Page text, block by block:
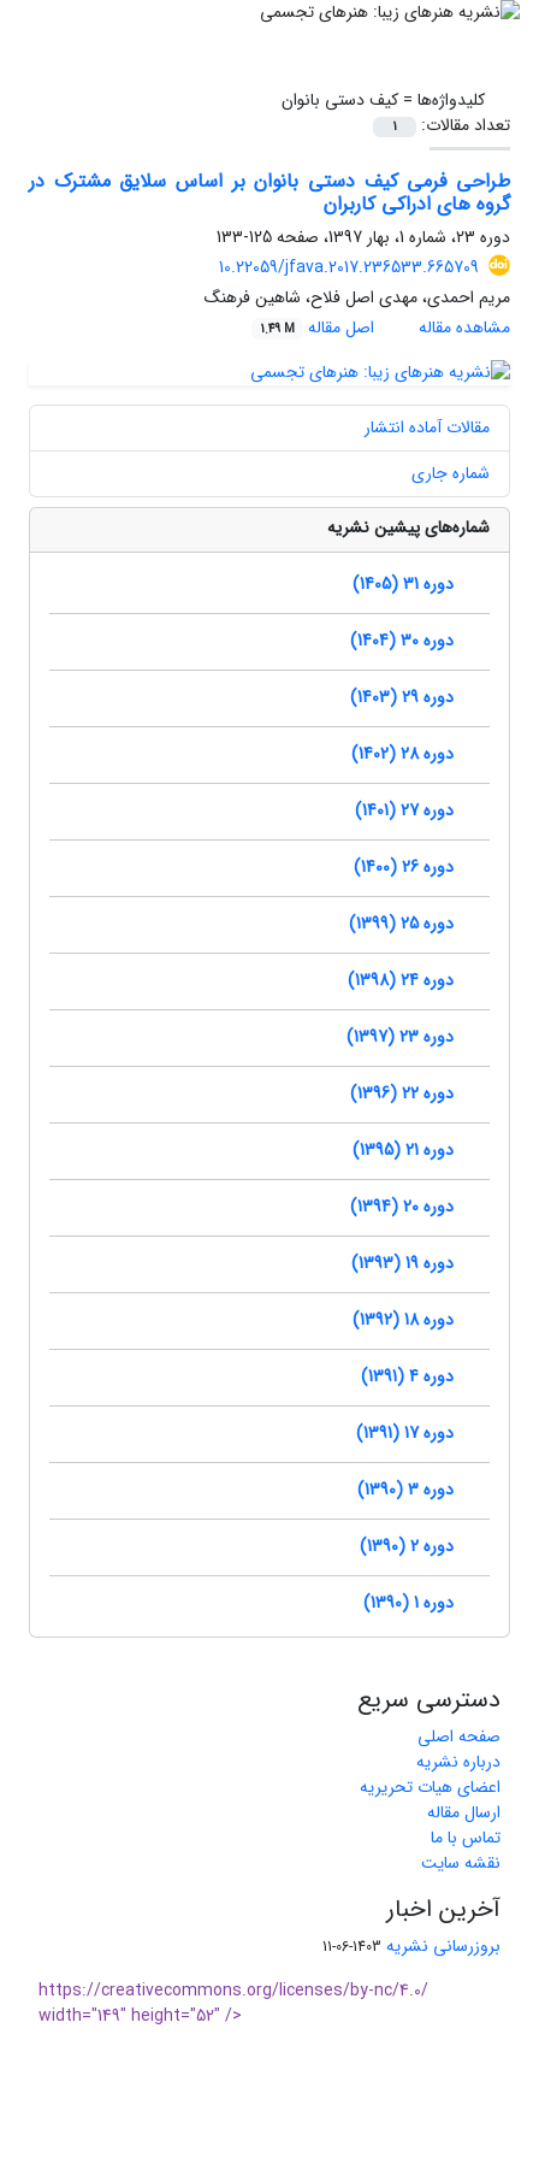
کلیدواژه‌ها =کیف دستی بانوان
تعداد مقالات:
1
طراحی فرمی کیف دستی بانوان بر اساس سلایق مشترک در
گروه های ادراکی کاربران
دوره 23، شماره 1، بهار 1397، صفحه
125-133
10.22059/jfava.2017.236533.665709
مریم احمدی، مهدی اصل فلاح، شاهین فرهنگ
مشاهده مقاله
اصل مقاله 1.49 M
مقالات آماده انتشار
شماره جاری
شماره‌های پیشین نشریه
دوره 31 (1405)
دوره 30 (1404)
دوره 29 (1403)
دوره 28 (1402)
دوره 27 (1401)
دوره 26 (1400)
دوره 25 (1399)
دوره 24 (1398)
دوره 23 (1397)
دوره 22 (1396)
دوره 21 (1395)
دوره 20 (1394)
دوره 19 (1393)
دوره 18 (1392)
دوره 4 (1391)
دوره 17 (1391)
دوره 3 (1390)
دوره 2 (1390)
دوره 1 (1390)
دسترسی سریع
صفحه اصلی
درباره نشریه
اعضای هیات تحریریه
ارسال مقاله
تماس با ما
نقشه سایت
آخرین اخبار
بروزرسانی نشریه 1403-06-11
https://creativecommons.org/licenses/by-nc/4.0/
width="149" height="52" />